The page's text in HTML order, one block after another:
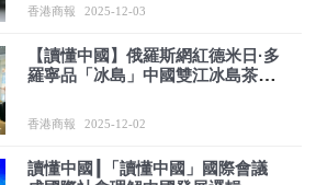
香港商報 2025-12-03
【讀懂中國】俄羅斯網紅德米日·多
羅寧品「冰島」中國雙江冰島茶薈
向全球市場
香港商報 2025-12-02
讀懂中國┃「讀懂中國」國際會議